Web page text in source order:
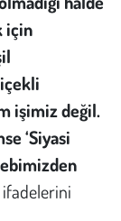
için
işimiz değil.
‘Siyasi
ifadelerini